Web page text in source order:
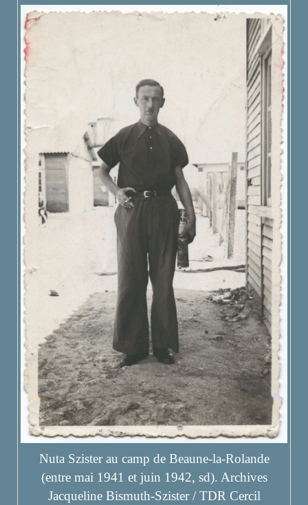
Nuta Szister au camp de Beaune-la-Rolande
(entre mai 1941 et juin 1942, sd). Archives
Jacqueline Bismuth-Szister / TDR Cercil